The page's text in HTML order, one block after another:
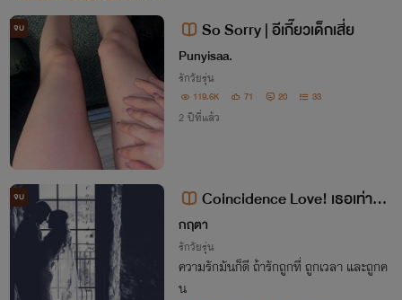
จบ So Sorry | อีเกี๊ยวเด็กเสี่ย
Punyisaa.
รักวัยรุ่น
119.6K 71 20 33
2 ปีที่แล้ว
จบ
Coincidence Love! เธอเท่านั้น
คนสำคัญของหัวใจ (Special Episo
de)
กฤตา
รักวัยรุ่น
ความรักมันก็ดี ถ้ารักถูกที่ ถูกเวลา และถูกค
น